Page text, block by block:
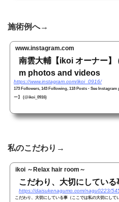
施術例へ→
www.instagram.com
南雲大輔【ikoi オーナー
m photos and videos
https://www.instagram.com/ikoi_0916/
173 Followers, 143 Following, 118 Posts - See
ー】 (@ikoi_0916)
私のこだわり→
ikoi ～Relax hair room～
こだわり、大切にしている
https://daisukenagumo.com/nagu0223/
こだわり、大切にしている事（ここでは私の大切にし